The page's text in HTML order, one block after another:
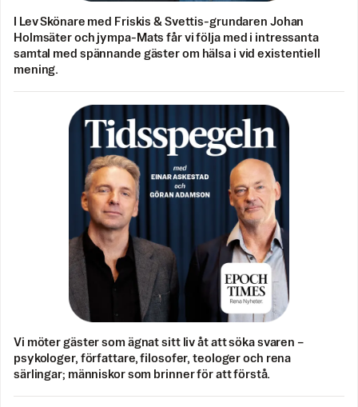
I Lev Skönare med Friskis & Svettis-grundaren Johan
Holmsäter och jympa-Mats får vi följa med i intressanta
samtal med spännande gäster om hälsa i vid existentiell
mening.
Vi möter gäster som ägnat sitt liv åt att söka svaren –
psykologer, författare, filosofer, teologer och rena
särlingar; människor som brinner för att förstå.